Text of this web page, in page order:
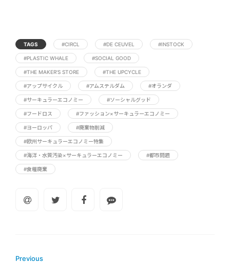
TAGS #CIRCL #DE CEUVEL #INSTOCK
#PLASTIC WHALE #SOCIAL GOOD
#THE MAKER'S STORE #THE UPCYCLE
#アップサイクル #アムステルダム #オランダ
#サーキュラーエコノミー #ソーシャルグッド
#フードロス #ファッション×サーキュラーエコノミー
#ヨーロッパ #廃棄物削減
#欧州サーキュラーエコノミー特集
#海洋・水質汚染×サーキュラーエコノミー #都市問題
#食糧廃棄
Previous